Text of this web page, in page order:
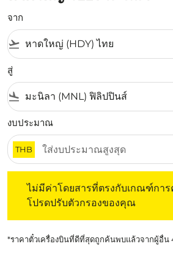
จาก
flight_takeoff
สู่
flight_land
งบประมาณ
THB
ไม่มีค่าโดยสารที่ตรงกับเกณฑ์กา
โปรดปรับตัวกรองของคุณ
*ราคาตั๋วเครื่องบินที่ดีที่สุดถูกค้นพบแล้วจากผู้อื่น